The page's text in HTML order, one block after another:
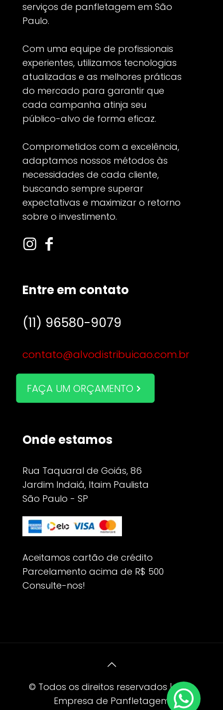
serviços de panfletagem em São
Paulo.
Com uma equipe de profissionais
experientes, utilizamos tecnologias
atualizadas e as melhores práticas
do mercado para garantir que
cada campanha atinja seu
público-alvo de forma eficaz.
Comprometidos com a excelência,
adaptamos nossos métodos às
necessidades de cada cliente,
buscando sempre superar
expectativas e maximizar o retorno
sobre o investimento.
Entre em contato
(11) 96580-9079
contato@alvodistribuicao.com.br
FAÇA UM ORÇAMENTO
Onde estamos
Rua Taquaral de Goiás, 86
Jardim Indaiá, Itaim Paulista
São Paulo - SP
Aceitamos cartão de crédito
Parcelamento acima de R$ 500
Consulte-nos!
© Todos os direitos reservados | AD -
Empresa de Panfletagem